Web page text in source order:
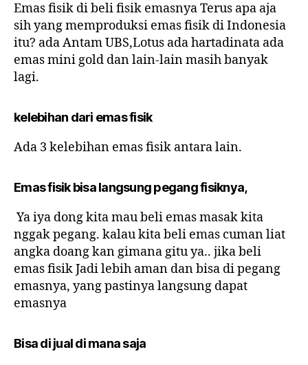
Emas fisik di beli fisik emasnya Terus apa aja
sih yang memproduksi emas fisik di Indonesia
itu? ada Antam UBS,Lotus ada hartadinata ada
emas mini gold dan lain-lain masih banyak
lagi.
kelebihan dari emas fisik
Ada 3 kelebihan emas fisik antara lain.
Emas fisik bisa langsung pegang fisiknya,
Ya iya dong kita mau beli emas masak kita
nggak pegang. kalau kita beli emas cuman liat
angka doang kan gimana gitu ya.. jika beli
emas fisik Jadi lebih aman dan bisa di pegang
emasnya, yang pastinya langsung dapat
emasnya
Bisa di jual di mana saja